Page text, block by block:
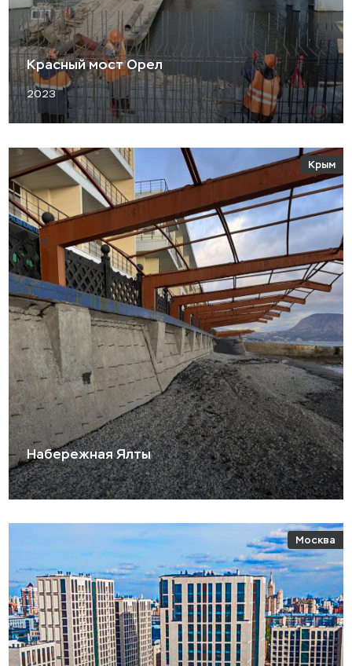
Красный мост Орел
2023
Крым
Набережная Ялты
Москва